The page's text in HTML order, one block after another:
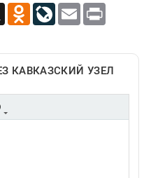
X Odnoklassniki
LiveJournal
Email Print
КАВКАЗСКИЙ УЗЕЛ